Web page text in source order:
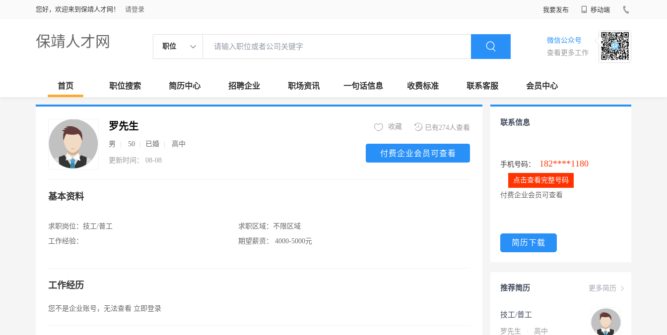
您好，欢迎来到保靖人才网！ 请登录 我要发布 移动端
保靖人才网 职位
微信公众号
查看更多工作
首页 职位搜索 简历中心 招聘企业 职场资讯 一句话信息 收费标准 联系客服 会员中心
罗先生
男 50 已婚 高中
更新时间： 08-08
已有274人查看
收藏
付费企业会员可查看
基本资料
求职岗位： 技工/普工
工作经验：
求职区域： 不限区域
期望薪资：
4000-5000元
工作经历
您不是企业账号，无法查看 立即登录
联系信息
手机号码： 182****1180
点击查看完整号码
付费企业会员可查看
简历下载
更多简历
推荐简历
技工/普工
罗先生 · 高中